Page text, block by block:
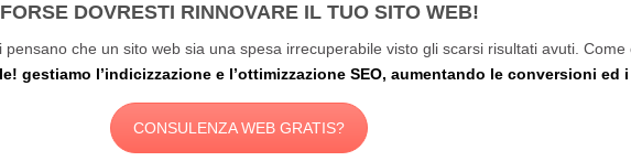
FORSE DOVRESTI RINNOVARE IL TUO SITO WEB!
che un sito web sia una spesa irrecuperabile visto gli scarsi risultati avuti.
gestiamo l’indicizzazione e l’ottimizzazione SEO, aumentando le conversioni
CONSULENZA WEB GRATIS?